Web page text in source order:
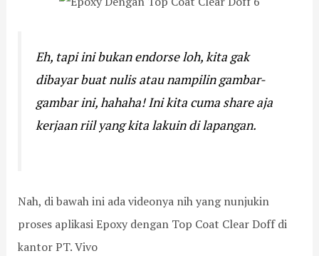
Eh, tapi ini bukan endorse loh, kita gak
dibayar buat nulis atau nampilin gambar-
gambar ini, hahaha! Ini kita cuma share aja
kerjaan riil yang kita lakuin di lapangan.
Nah, di bawah ini ada videonya nih yang nunjukin
proses aplikasi Epoxy dengan Top Coat Clear Doff di
kantor PT. Vivo